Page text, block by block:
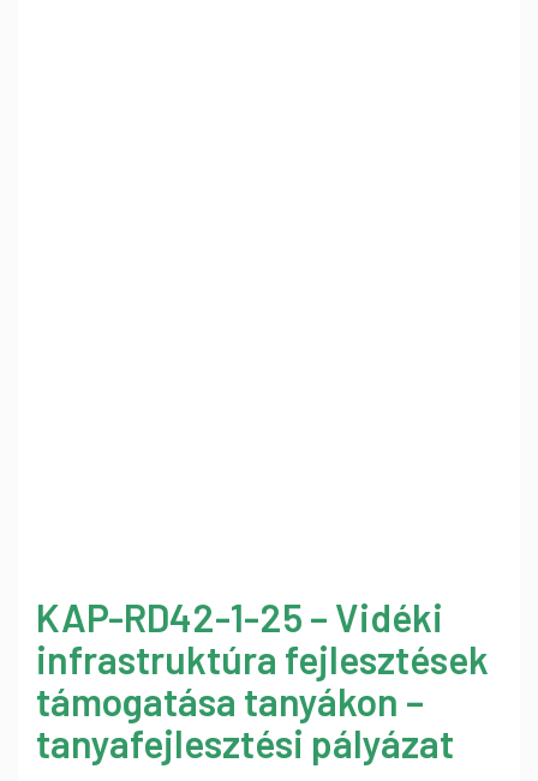
KAP-RD42-1-25 – Vidéki
infrastruktúra fejlesztések
támogatása tanyákon –
tanyafejlesztési pályázat